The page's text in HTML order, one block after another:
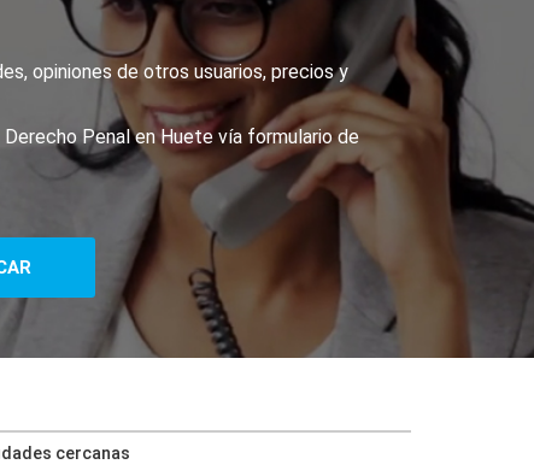
opiniones de otros usuarios, precios y
Penal en Huete vía formulario de
cercanas